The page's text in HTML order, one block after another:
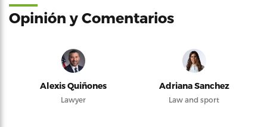
Opinión y Comentarios
Alexis Quiñones
Lawyer
Adriana Sanchez
Law and sport